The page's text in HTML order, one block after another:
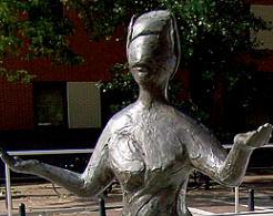
Studierende
Forschende